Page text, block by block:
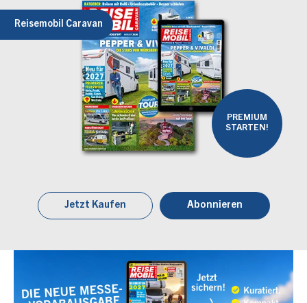
Reisemobil Caravan
PREMIUM
STARTEN!
Jetzt Kaufen Abonnieren